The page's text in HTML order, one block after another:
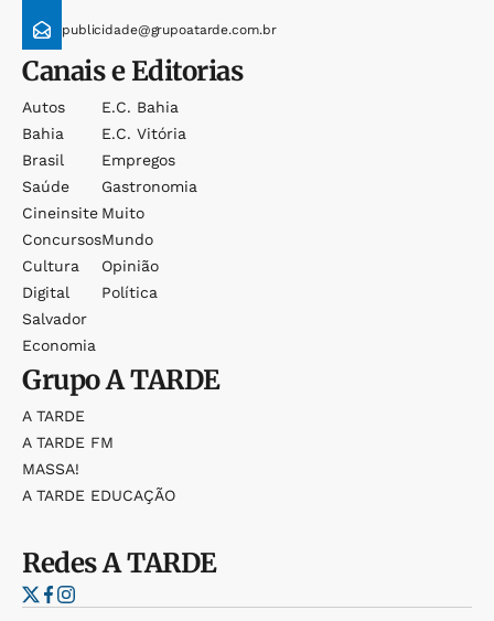
publicidade@grupoatarde.com.br
Canais e Editorias
Autos
Bahia
Brasil
Saúde
Cineinsite
Concursos
Cultura
Digital
Salvador
Economia
E.c. Bahia
E.c. Vitória
Empregos
Gastronomia
Muito
Mundo
Opinião
Política
GrupoA TARDE
A TARDE
A TARDE FM
MASSA!
A TARDE EDUCAÇÃO
RedesA TARDE